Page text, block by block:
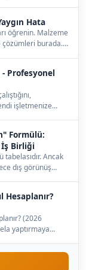
Hata
öğrenin. Malzeme
çözümleri burada.…
- Profesyonel
işletmenize
Formülü:
Birliği
tabelasıdır. Ancak
dış görünüş…
Hesaplanır?
(2026